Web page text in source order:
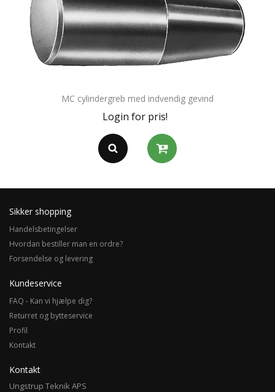
MC cylindergreb med indvendig gevind
Login for pris!
Sikker shopping
Handelsbetingelser
Hvordan bestiller man en ordre?
Forsendelse og levering
Kundeservice
FAQ - Kan vi hjælpe dig?
Returret og bytteservice
Profil
Kontakt
Kontakt
Ungstrup Teknik APS